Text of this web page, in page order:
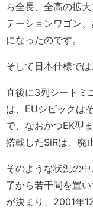
ら全長、全高の拡
テーションワゴン
になったのです。
そして日本仕様で
直後に3列シートミ
は、EUシビックは
で、なおかつEK型
搭載したSiRは、廃
そのような状況の
了から若干間を置
が決まり、2001年